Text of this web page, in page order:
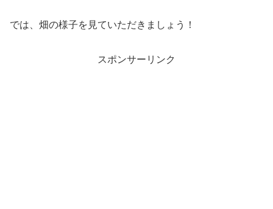
では、畑の様子を見ていただきましょう！
スポンサーリンク